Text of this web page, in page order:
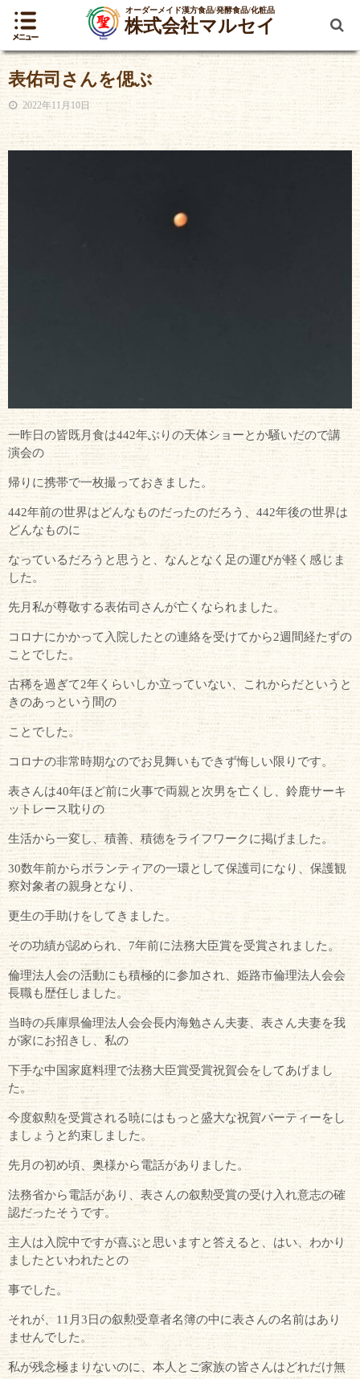
オーダーメイド漢方食品/発酵食品/化粧品
株式会社マルセイ
表佑司さんを偲ぶ
2022年11月10日
一昨日の皆既月食は442年ぶりの天体ショーとか騒いだので講
演会の
帰りに携帯で一枚撮っておきました。
442年前の世界はどんなものだったのだろう、442年後の世界は
どんなものに
なっているだろうと思うと、なんとなく足の運びが軽く感じま
した。
先月私が尊敬する表佑司さんが亡くなられました。
コロナにかかって入院したとの連絡を受けてから2週間経たずの
ことでした。
古稀を過ぎて2年くらいしか立っていない、これからだというと
きのあっという間の
ことでした。
コロナの非常時期なのでお見舞いもできず悔しい限りです。
表さんは40年ほど前に火事で両親と次男を亡くし、鈴鹿サーキ
ットレース耽りの
生活から一変し、積善、積徳をライフワークに掲げました。
30数年前からボランティアの一環として保護司になり、保護観
察対象者の親身となり、
更生の手助けをしてきました。
その功績が認められ、7年前に法務大臣賞を受賞されました。
倫理法人会の活動にも積極的に参加され、姫路市倫理法人会会
長職も歴任しました。
当時の兵庫県倫理法人会会長内海勉さん夫妻、表さん夫妻を我
が家にお招きし、私の
下手な中国家庭料理で法務大臣賞受賞祝賀会をしてあげまし
た。
今度叙勲を受賞される暁にはもっと盛大な祝賀パーティーをし
ましょうと約束しました。
先月の初め頃、奥様から電話がありました。
法務省から電話があり、表さんの叙勲受賞の受け入れ意志の確
認だったそうです。
主人は入院中ですが喜ぶと思いますと答えると、はい、わかり
ましたといわれたとの
事でした。
それが、11月3日の叙勲受章者名簿の中に表さんの名前はあり
ませんでした。
私が残念極まりないのに、本人とご家族の皆さんはどれだけ無